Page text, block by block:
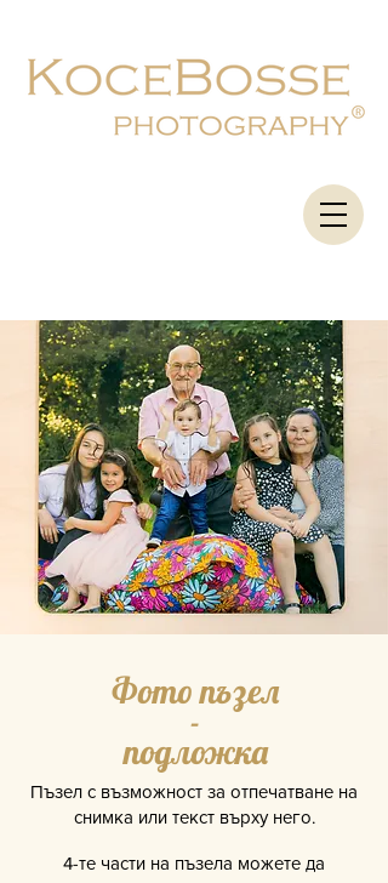
Фото пъзел
-
подложка
Пъзел с възможност за отпечатване на
снимка или текст върху него.
4-те части на пъзела можете да